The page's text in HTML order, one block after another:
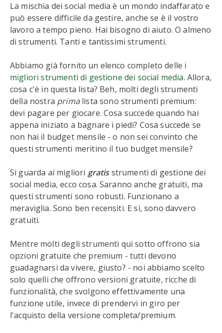
La mischia dei social media è un mondo indaffarato e
può essere difficile da gestire, anche se è il vostro
lavoro a tempo pieno. Hai bisogno di aiuto. O almeno
di strumenti. Tanti e tantissimi strumenti.
Abbiamo già fornito un elenco completo delle i
migliori strumenti di gestione dei social media. Allora,
cosa c'è in questa lista? Beh, molti degli strumenti
della nostra prima lista sono strumenti premium:
devi pagare per giocare. Cosa succede quando hai
appena iniziato a bagnare i piedi? Cosa succede se
non hai il budget mensile - o non sei convinto che
questi strumenti meritino il tuo budget mensile?
Si guarda ai migliori gratisstrumenti di gestione dei
social media, ecco cosa. Saranno anche gratuiti, ma
questi strumenti sono robusti. Funzionano a
meraviglia. Sono ben recensiti. E sì, sono davvero
gratuiti.
Mentre molti degli strumenti qui sotto offrono sia
opzioni gratuite che premium - tutti devono
guadagnarsi da vivere, giusto? - noi abbiamo scelto
solo quelli che offrono versioni gratuite, ricche di
funzionalità, che svolgono effettivamente una
funzione utile, invece di prendervi in giro per
l'acquisto della versione completa/premium.